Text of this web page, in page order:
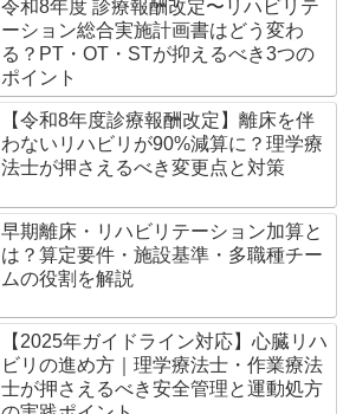
令和8年度 診療報酬改定〜リハビリテ
ーション総合実施計画書はどう変わ
る？PT・OT・STが抑えるべき3つの
ポイント
【令和8年度診療報酬改定】離床を伴
わないリハビリが90%減算に？理学療
法士が押さえるべき変更点と対策
早期離床・リハビリテーション加算と
は？算定要件・施設基準・多職種チー
ムの役割を解説
【2025年ガイドライン対応】心臓リハ
ビリの進め方｜理学療法士・作業療法
士が押さえるべき安全管理と運動処方